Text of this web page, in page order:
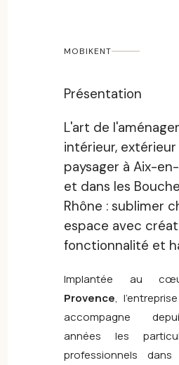
MOBIKENT
Présentation
L'art de
intérieur,
paysager à Aix-
et dans les
Rhône : sublimer
espace avec
fonctionnalité et
Implantée au
Provence, l’entreprise
accompagne
années les
professionnels